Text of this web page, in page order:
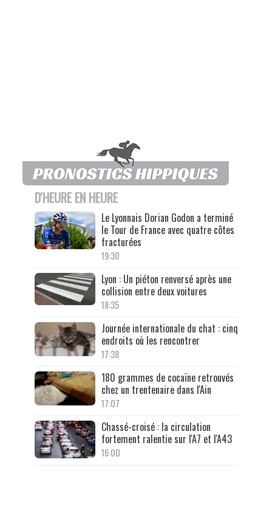
D'HEURE EN HEURE
Le Lyonnais Dorian Godon a terminé
le Tour de France avec quatre côtes
fracturées
19:30
Lyon : Un piéton renversé après une
collision entre deux voitures
18:35
Journée internationale du chat : cinq
endroits où les rencontrer
17:38
180 grammes de cocaïne retrouvés
chez un trentenaire dans l'Ain
17:07
Chassé-croisé : la circulation
fortement ralentie sur l'A7 et l'A43
16:00